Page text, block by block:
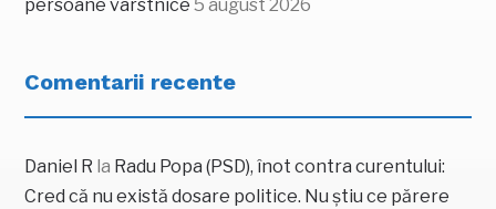
persoane vârstnice 5 august 2026
Comentarii recente
Daniel R la Radu Popa (PSD), înot contra curentului:
Cred că nu există dosare politice. Nu știu ce părere